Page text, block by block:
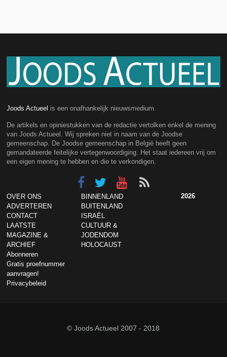
Joods Actueel is een onafhankelijk nieuwsmedium.
De artikels en opiniestukken van de redactie vertolken enkel de mening
van Joods Actueel. Wij spreken niet in naam van de Joodse
gemeenschap. De Joodse gemeenschap in België heeft geen
gemandateerde feitelijke vertegenwoordiging. Het staat iedereen vrij om
een eigen mening te hebben en die te verkondigen.
OVER ONS
ADVERTEREN
CONTACT
LAATSTE
MAGAZINE &
ARCHIEF
Abonneren
Gratis proefnummer
aanvragen!
Privacybeleid
BINNENLAND
BUITENLAND
ISRAËL
CULTUUR &
JODENDOM
HOLOCAUST
2026
© Joods Actueel 2007 - 2018